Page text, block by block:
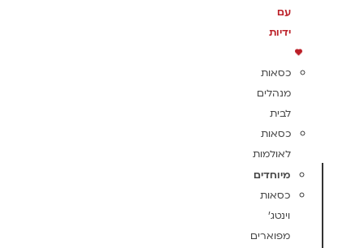
עם
ידיות
כסאות
מנהלים
לבית
כסאות
לאולמות
מיוחדים
כסאות
וינטג'
מפוארים